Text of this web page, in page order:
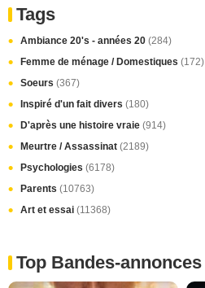
Tags
Ambiance 20's - années 20 (284)
Femme de ménage / Domestiques (172)
Soeurs (367)
Inspiré d'un fait divers (180)
D'après une histoire vraie (914)
Meurtre / Assassinat (2189)
Psychologies (6178)
Parents (10763)
Art et essai (11368)
Top Bandes-annonces